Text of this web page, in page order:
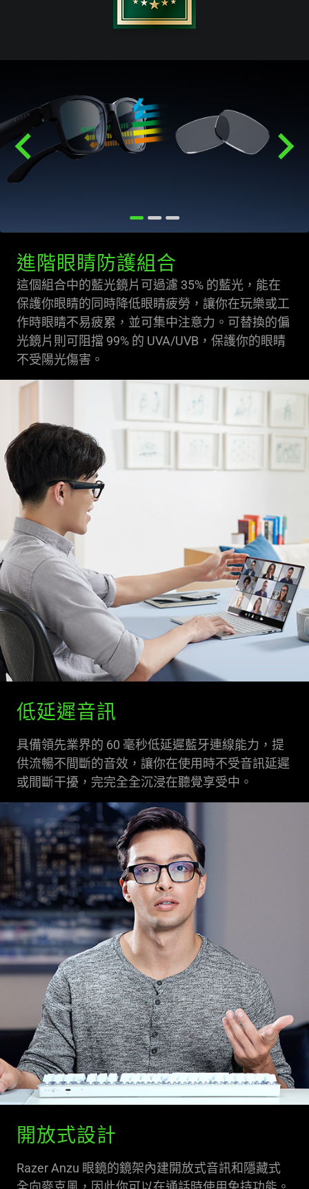
進階眼睛防護組合
這個組合中的藍光鏡片可過濾 35% 的藍光，能在
保護你眼睛的同時降低眼睛疲勞，讓你在玩樂或工
作時眼睛不易疲累，並可集中注意力。可替換的偏
光鏡片則可阻擋 99% 的 UVA/UVB，保護你的眼睛
不受陽光傷害。
低延遲音訊
具備領先業界的 60 毫秒低延遲藍牙連線能力，提
供流暢不間斷的音效，讓你在使用時不受音訊延遲
或間斷干擾，完完全全沉浸在聽覺享受中。
開放式設計
Razer Anzu 眼鏡的鏡架內建開放式音訊和隱藏式